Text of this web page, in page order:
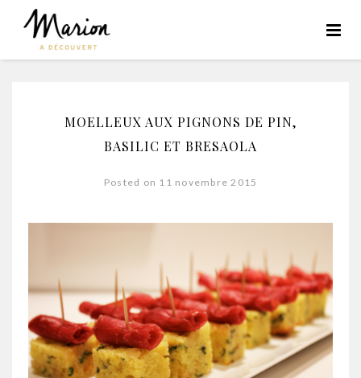
MOELLEUX AUX PIGNONS DE PIN,
BASILIC ET BRESAOLA
Posted on 11 novembre 2015